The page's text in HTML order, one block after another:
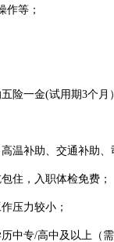
作等；
险一金(试用期3个月）
高温补助、交通补助
住，入职体检免费；
压力较小；
历中专/高中及以上（